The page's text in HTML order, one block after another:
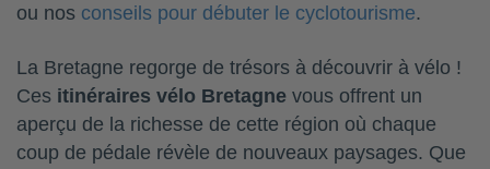
ou nos conseils pour débuter le cyclotourisme.
La Bretagne regorge de trésors à découvrir à vélo !
Ces itinéraires vélo Bretagne vous offrent un
aperçu de la richesse de cette région où chaque
coup de pédale révèle de nouveaux paysages. Que